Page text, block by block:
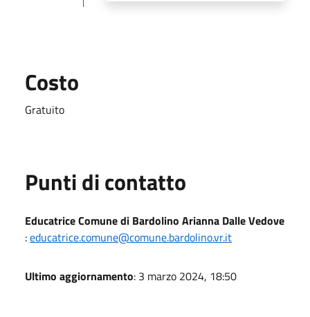
Costo
Gratuito
Punti di contatto
Educatrice Comune di Bardolino Arianna Dalle Vedove
:educatrice.comune@comune.bardolino.vr.it
Ultimo aggiornamento: 3 marzo 2024, 18:50